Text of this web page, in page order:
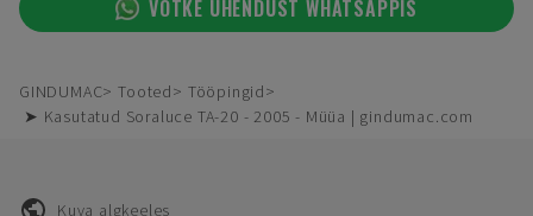
VÕTKE ÜHENDUST WHATSAPPIS
GINDUMAC Tooted
Tööpingid
➤ Kasutatud Soraluce TA-20 - 2005 - Müüa | gindumac.com
Kuva algkeeles